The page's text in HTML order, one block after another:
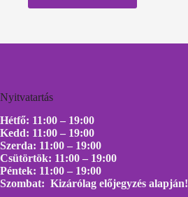
Nyitvatartás
Hétfő: 11:00 – 19:00
Kedd: 11:00 – 19:00
Szerda: 11:00 – 19:00
Csütörtök: 11:00 – 19:00
Péntek: 11:00 – 19:00
Szombat: Kizárólag előjegyzés alapján!